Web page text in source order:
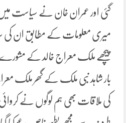
گئی اور عمران خان نے سیاست میں
میری معلومات کے مطابق ان کی
پیچھے ملک معراج خالد کے
بار شاہد نبی ملک کے گھر ملک
کی ملاقات بھی ہم لوگوں نے